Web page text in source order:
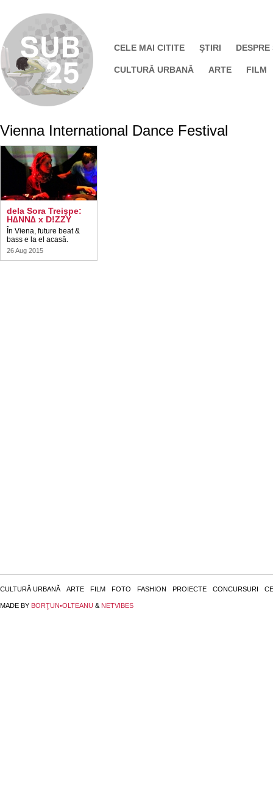
CELE MAI CITITE ŞTIRI DESPRE
CULTURĂ URBANĂ ARTE FILM
Vienna International Dance Festival
dela Sora Treişpe:
H∆NN∆ x D!ZZY
În Viena, future beat &
bass e la el acasă.
26 Aug 2015
CULTURĂ URBANĂ ARTE FILM FOTO FASHION PROIECTE CONCURSURI
MADE BY BORŢUN•OLTEANU & NETVIBES